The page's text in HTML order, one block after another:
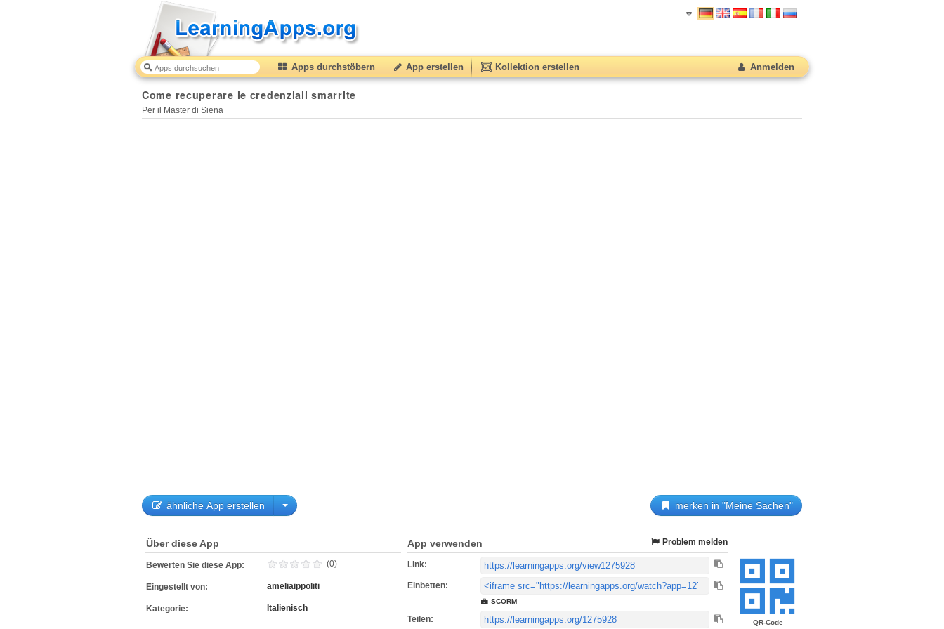
Apps durchstöbern App erstellen Kollektion erstellen Anmelden
Come recuperare le credenziali smarrite
Per il Master di Siena
ähnliche App erstellen merken in "Meine Sachen"
QR-Code
Über diese App
Bewerten Sie diese App: (0)
Eingestellt von: ameliaippoliti
Kategorie: Italienisch
App verwenden Problem melden
Link:
Einbetten:
SCORM
Teilen: